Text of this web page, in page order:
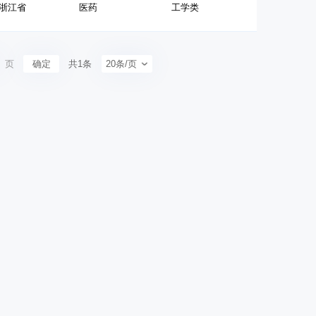
江省 医药 工学类
页 确定 共1条 20条/页